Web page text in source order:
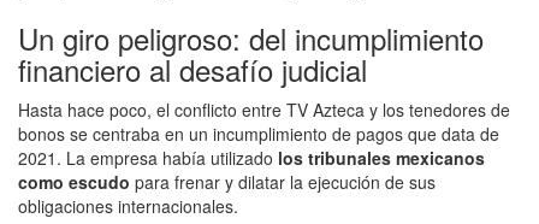
Un giro peligroso: del incumplimiento
financiero al desafío judicial
Hasta hace poco, el conflicto entre TV Azteca y los tenedores de
bonos se centraba en un incumplimiento de pagos que data de
2021. La empresa había utilizado los tribunales mexicanos
como escudo para frenar y dilatar la ejecución de sus
obligaciones internacionales.